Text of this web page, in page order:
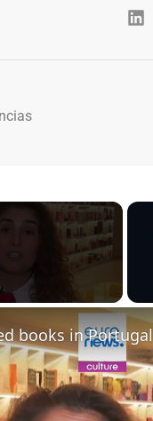
books in Portugal